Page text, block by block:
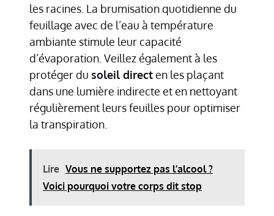
les racines. La brumisation quotidienne du
feuillage avec de l’eau à température
ambiante stimule leur capacité
d’évaporation. Veillez également à les
protéger du soleil directen les plaçant
dans une lumière indirecte et en nettoyant
régulièrement leurs feuilles pour optimiser
la transpiration.
Lire Vous ne supportez pas l’alcool ?
Voici pourquoi votre corps dit stop